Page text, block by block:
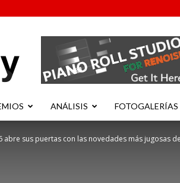
ANÁLISIS FOTOGALERÍAS
abre sus puertas con las novedades más jugosas